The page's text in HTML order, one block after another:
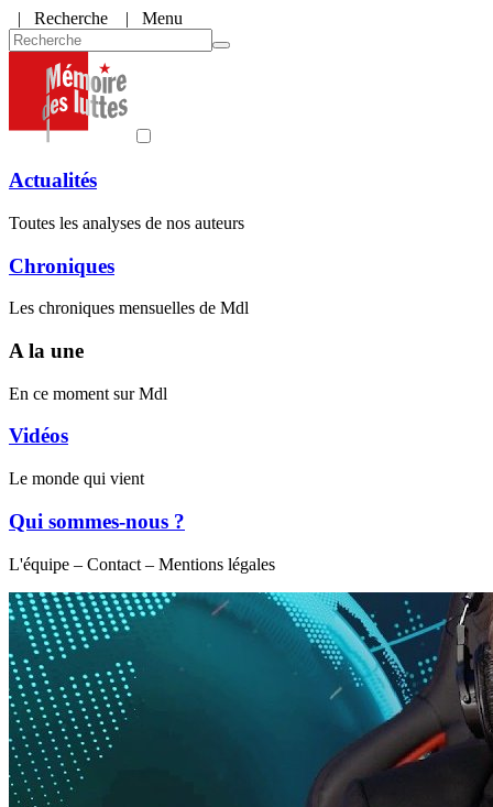
| Recherche | Menu
Actualités
Toutes les analyses de nos auteurs
Chroniques
Les chroniques mensuelles de Mdl
A la une
En ce moment sur Mdl
Vidéos
Le monde qui vient
Qui sommes-nous ?
L'équipe – Contact – Mentions légales